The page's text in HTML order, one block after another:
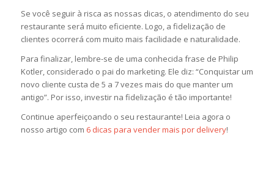
Se você seguir à risca as nossas dicas, o atendimento do seu
restaurante será muito eficiente. Logo, a fidelização de
clientes ocorrerá com muito mais facilidade e naturalidade.
Para finalizar, lembre-se de uma conhecida frase de Philip
Kotler, considerado o pai do marketing. Ele diz: “Conquistar um
novo cliente custa de 5 a 7 vezes mais do que manter um
antigo”. Por isso, investir na fidelização é tão importante!
Continue aperfeiçoando o seu restaurante! Leia agora o
nosso artigo com 6 dicas para vender mais por delivery!